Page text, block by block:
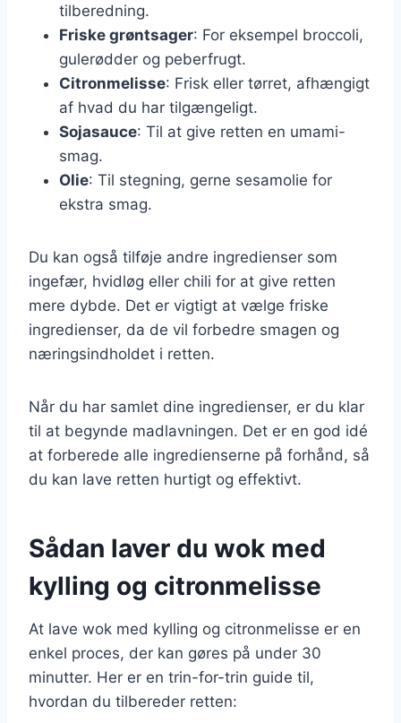
tilberedning.
Friske grøntsager: For eksempel broccoli,
gulerødder og peberfrugt.
Citronmelisse: Frisk eller tørret, afhængigt
af hvad du har tilgængeligt.
Sojasauce: Til at give retten en umami-
smag.
Olie: Til stegning, gerne sesamolie for
ekstra smag.
Du kan også tilføje andre ingredienser som
ingefær, hvidløg eller chili for at give retten
mere dybde. Det er vigtigt at vælge friske
ingredienser, da de vil forbedre smagen og
næringsindholdet i retten.
Når du har samlet dine ingredienser, er du klar
til at begynde madlavningen. Det er en god idé
at forberede alle ingredienserne på forhånd, så
du kan lave retten hurtigt og effektivt.
Sådan laver du wok med
kylling og citronmelisse
At lave wok med kylling og citronmelisse er en
enkel proces, der kan gøres på under 30
minutter. Her er en trin-for-trin guide til,
hvordan du tilbereder retten: